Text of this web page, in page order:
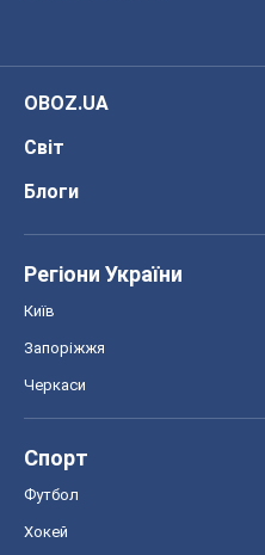
OBOZ.UA
Світ
Блоги
Регіони України
Київ
Запоріжжя
Черкаси
Спорт
Футбол
Хокей